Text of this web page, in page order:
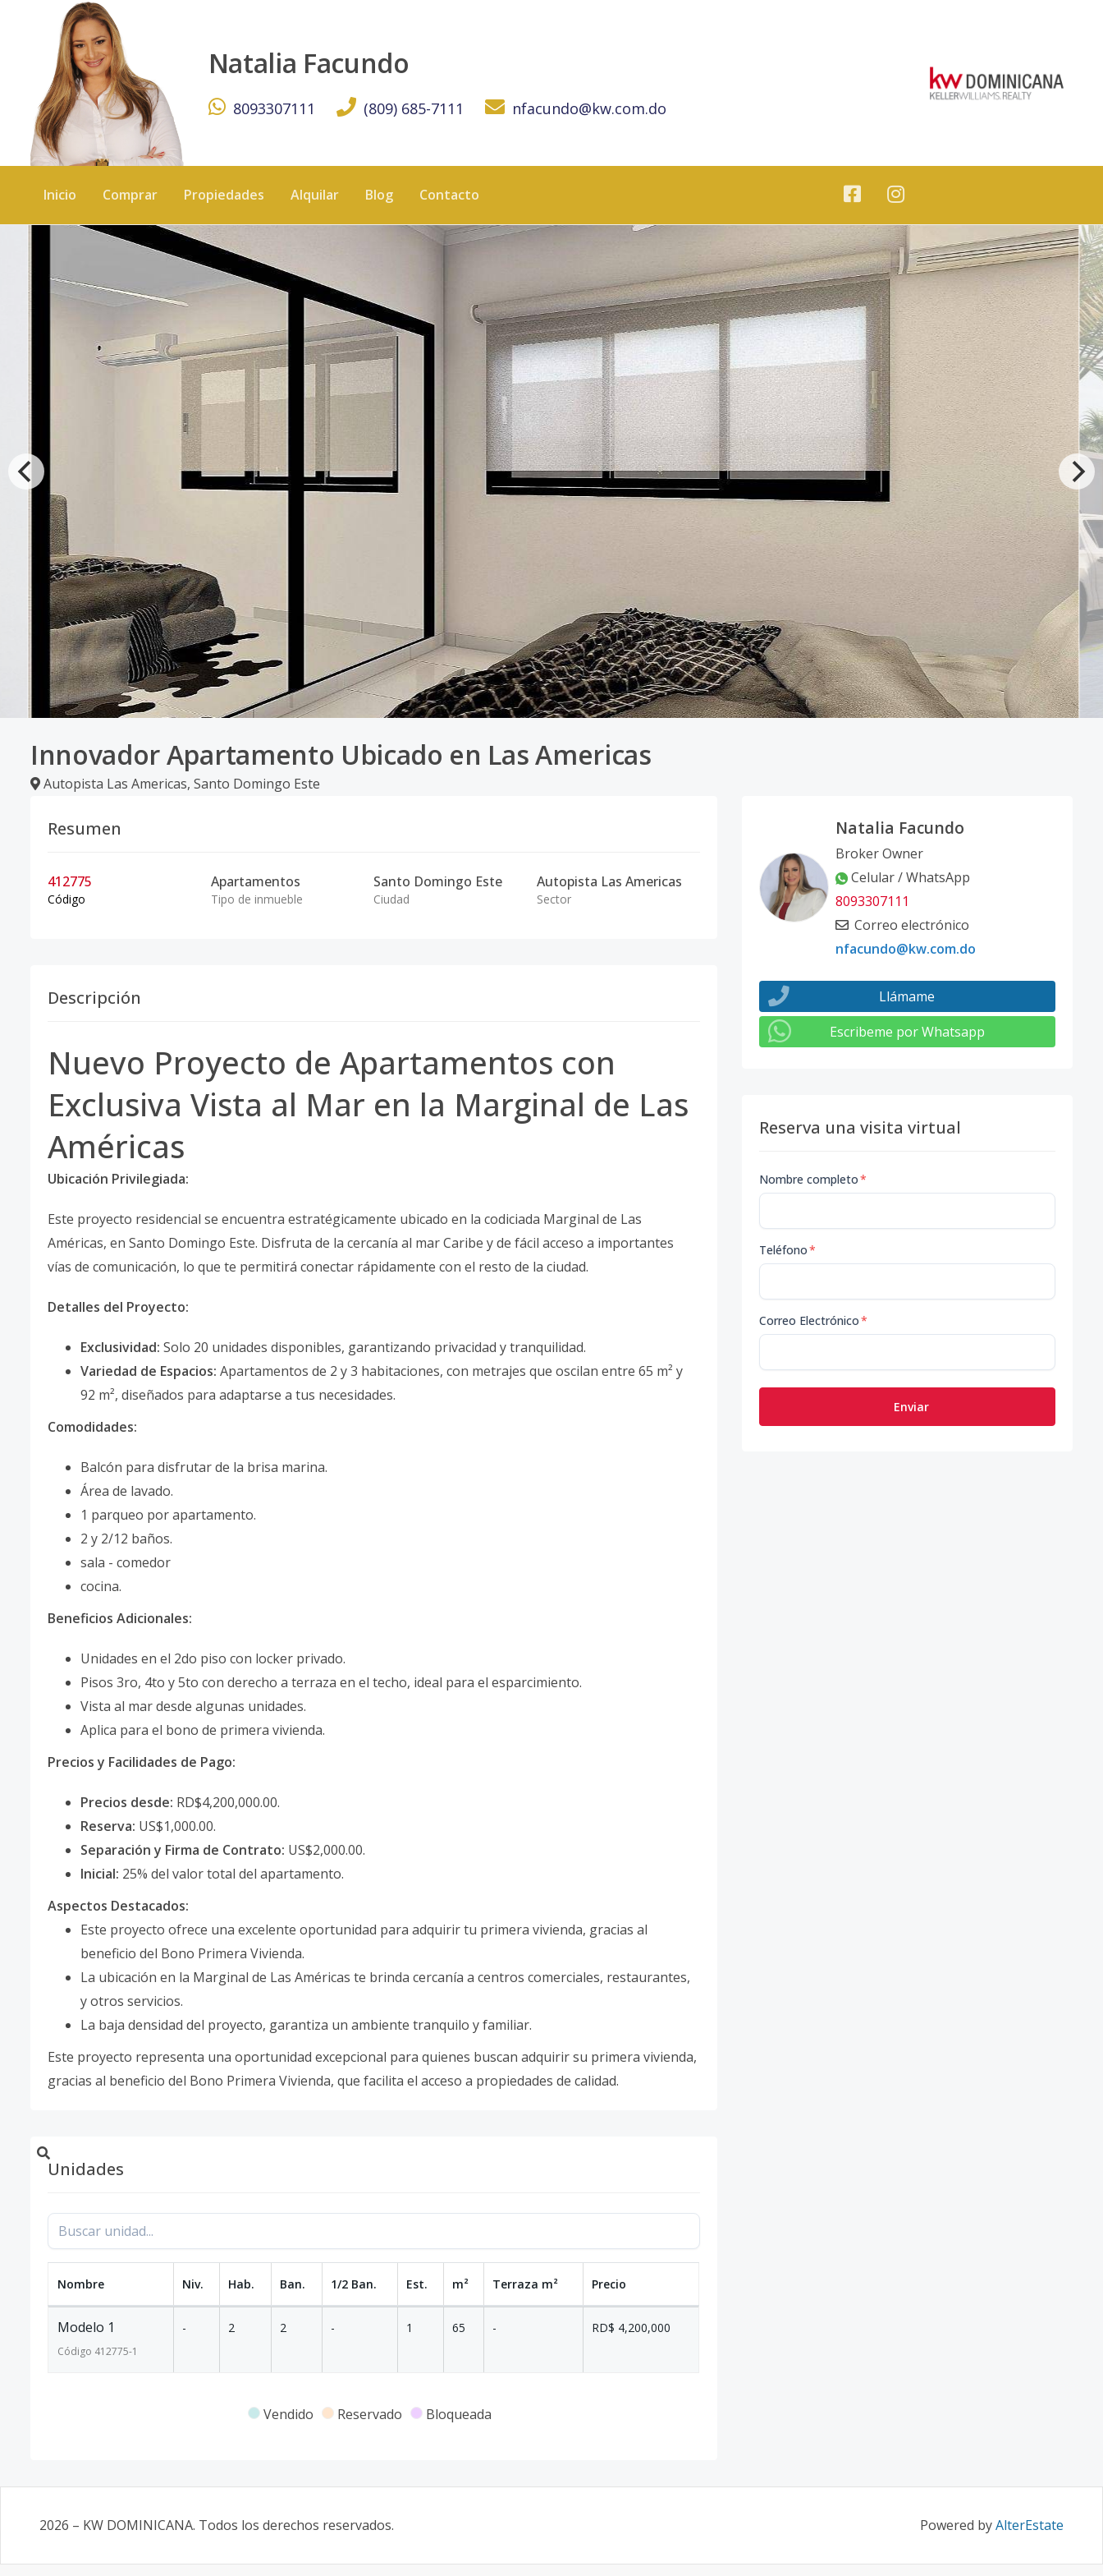
Natalia Facundo
8093307111 (809) 685-7111 nfacundo@kw.com.do
Inicio Comprar Propiedades Alquilar Blog Contacto
Innovador Apartamento Ubicado en Las Americas
Autopista Las Americas, Santo Domingo Este
Resumen
412775
Código
Apartamentos
Tipo de inmueble
Santo Domingo Este
Ciudad
Autopista Las Americas
Sector
Descripción
Nuevo Proyecto de Apartamentos con
Exclusiva Vista al Mar en la Marginal de Las
Américas
Ubicación Privilegiada:
Este proyecto residencial se encuentra estratégicamente ubicado en la codiciada Marginal de Las
Américas, en Santo Domingo Este. Disfruta de la cercanía al mar Caribe y de fácil acceso a importantes
vías de comunicación, lo que te permitirá conectar rápidamente con el resto de la ciudad.
Detalles del Proyecto:
Exclusividad: Solo 20 unidades disponibles, garantizando privacidad y tranquilidad.
Variedad de Espacios: Apartamentos de 2 y 3 habitaciones, con metrajes que oscilan entre 65 m² y
92 m², diseñados para adaptarse a tus necesidades.
Comodidades:
Balcón para disfrutar de la brisa marina.
Área de lavado.
1 parqueo por apartamento.
2 y 2/12 baños.
sala - comedor
cocina.
Beneficios Adicionales:
Unidades en el 2do piso con locker privado.
Pisos 3ro, 4to y 5to con derecho a terraza en el techo, ideal para el esparcimiento.
Vista al mar desde algunas unidades.
Aplica para el bono de primera vivienda.
Precios y Facilidades de Pago:
Precios desde: RD$4,200,000.00.
Reserva: US$1,000.00.
Separación y Firma de Contrato: US$2,000.00.
Inicial: 25% del valor total del apartamento.
Aspectos Destacados:
Este proyecto ofrece una excelente oportunidad para adquirir tu primera vivienda, gracias al
beneficio del Bono Primera Vivienda.
La ubicación en la Marginal de Las Américas te brinda cercanía a centros comerciales, restaurantes,
y otros servicios.
La baja densidad del proyecto, garantiza un ambiente tranquilo y familiar.
Este proyecto representa una oportunidad excepcional para quienes buscan adquirir su primera vivienda,
gracias al beneficio del Bono Primera Vivienda, que facilita el acceso a propiedades de calidad.
Unidades
Nombre Niv. Hab. Ban. 1/2 Ban. Est. m² Terraza m² Precio
Modelo 1
Código 412775-1
- 2 2 - 1 65 - RD$ 4,200,000
Vendido Reservado Bloqueada
Natalia Facundo
Broker Owner
Celular / WhatsApp
8093307111
Correo electrónico
nfacundo@kw.com.do
Llámame
Escribeme por Whatsapp
Reserva una visita virtual
Nombre completo*
Teléfono*
Correo Electrónico*
Enviar
2026 – KW DOMINICANA. Todos los derechos reservados. Powered byAlterEstate
Innovador Apartamento Ubicado en Las Americas - KW DOMINICANA